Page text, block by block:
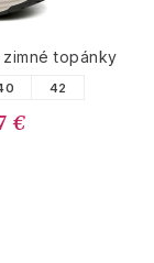
zimné topánky
42
€